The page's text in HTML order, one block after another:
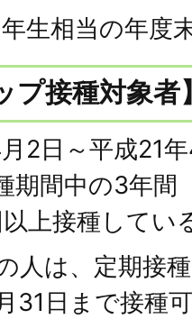
生相当の年度
プ接種対象者
日～平成21年
期間中の3年間
上接種してい
人は、定期接
31日まで接種可